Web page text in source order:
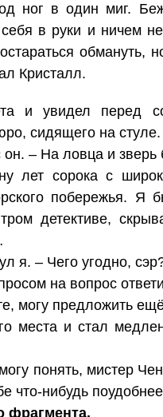
ног в один миг.
в руки и ничем
обмануть,
Кристалл.
и увидел перед
сидящего на стуле.
– На ловца и зверь
лет сорока с
побережья.
детективе,
я. – Чего угодно,
на вопрос
могу предложить
места и стал
понять, мистер
что-нибудь
фрагмента.